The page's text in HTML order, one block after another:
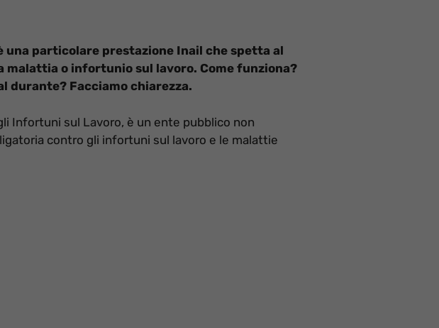
particolare prestazione Inail che spetta al
malattia o infortunio sul lavoro. Come funziona?
durante? Facciamo chiarezza.
Infortuni sul Lavoro, è un ente pubblico non
contro gli infortuni sul lavoro e le malattie